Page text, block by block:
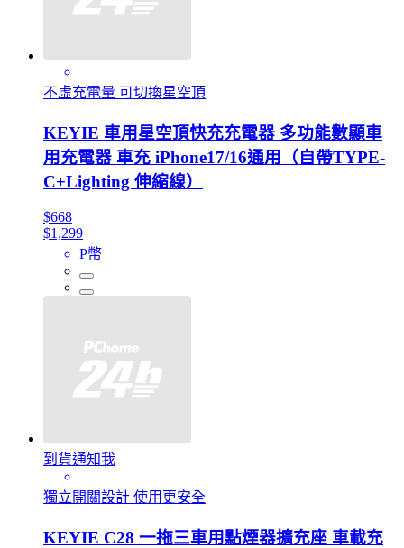
不虛充電量 可切換星空頂
KEYIE 車用星空頂快充充電器 多功能數顯車
用充電器 車充 iPhone17/16通用（自帶TYPE-
C+Lighting 伸縮線）
$668
$1,299
P幣
到貨通知我
獨立開關設計 使用更安全
KEYIE C28 一拖三車用點煙器擴充座 車載充